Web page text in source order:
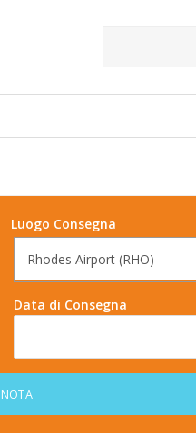
Luogo Consegna
Rhodes Airport (RHO)
Data di Consegna